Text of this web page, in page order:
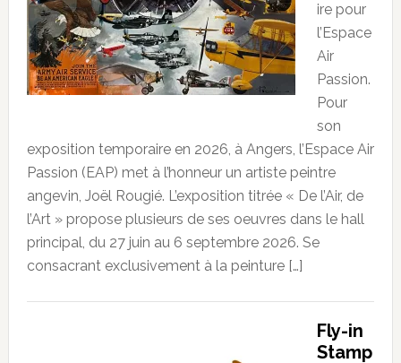
ire pour
l’Espace
Air
Passion.
Pour
son
exposition temporaire en 2026, à Angers, l’Espace Air
Passion (EAP) met à l’honneur un artiste peintre
angevin, Joël Rougié. L’exposition titrée « De l’Air, de
l’Art » propose plusieurs de ses oeuvres dans le hall
principal, du 27 juin au 6 septembre 2026. Se
consacrant exclusivement à la peinture […]
Fly-in
Stamp